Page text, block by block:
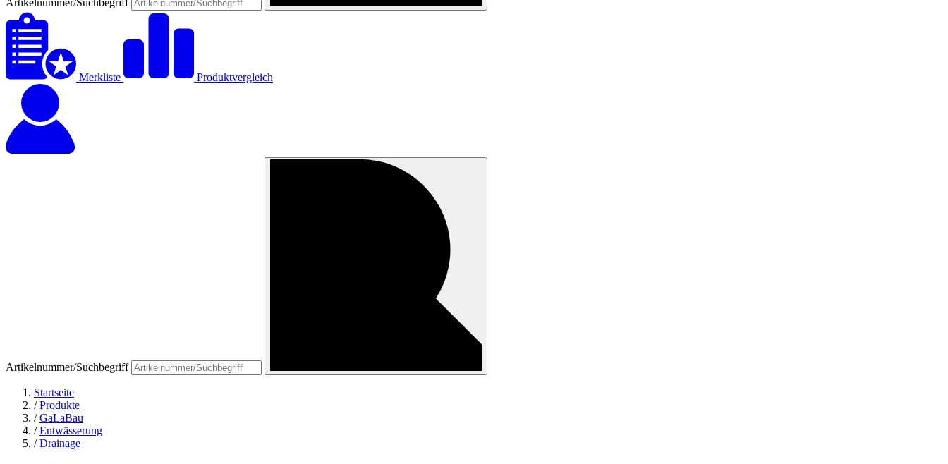
Artikelnummer/Suchbegriff
Merkliste Produktvergleich
Artikelnummer/Suchbegriff
Startseite
/ Produkte
/ GaLaBau
/ Entwässerung
/ Drainage